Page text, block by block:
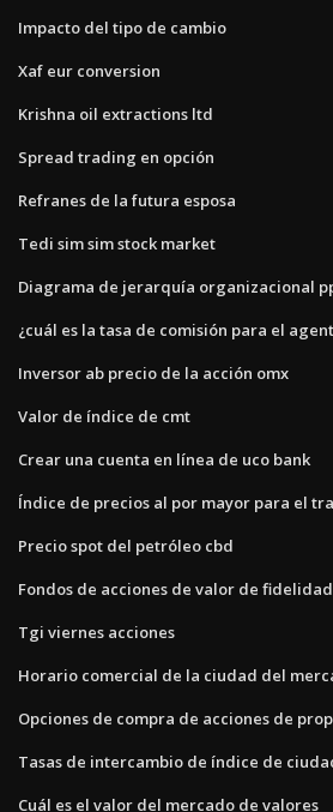
Impacto del tipo de cambio
Xaf eur conversion
Krishna oil extractions ltd
Spread trading en opción
Refranes de la futura esposa
Tedi sim sim stock market
Diagrama de jerarquía organizacional
¿cuál es la tasa de comisión para el
Inversor ab precio de la acción omx
Valor de índice de cmt
Crear una cuenta en línea de uco bank
Índice de precios al por mayor para el
Precio spot del petróleo cbd
Fondos de acciones de valor de fidelidad
Tgi viernes acciones
Horario comercial de la ciudad del
Opciones de compra de acciones de
Tasas de intercambio de índice de
Cuál es el valor del mercado de valores